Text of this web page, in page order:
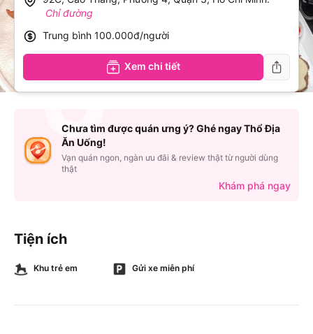
Tiện ích
Khu trẻ em Gửi xe miễn phí
Chỉ đường
Trung bình 100.000đ/người
Xem chi tiết
Chưa tìm được quán ưng ý? Ghé ngay Thổ Địa
Ăn Uống!
Vạn quán ngon, ngàn ưu đãi & review thật từ người dùng
thật
Khám phá ngay